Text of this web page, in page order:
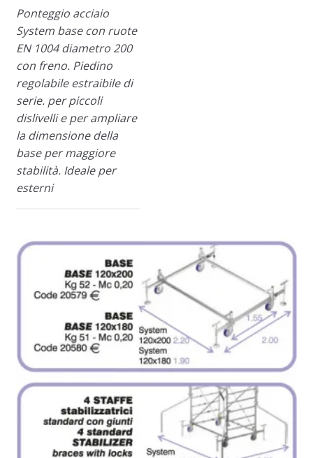
Ponteggio acciaio
System base con ruote
EN 1004 diametro 200
con freno. Piedino
regolabile estraibile di
serie. per piccoli
dislivelli e per ampliare
la dimensione della
base per maggiore
stabilità. Ideale per
esterni